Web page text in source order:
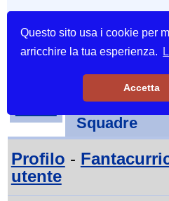
Questo sito usa i cookie per
arricchire la tua esperienza.
Accetta
Tornei-
Squadre
Profilo -
utente